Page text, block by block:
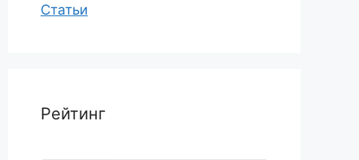
Статьи
Рейтинг